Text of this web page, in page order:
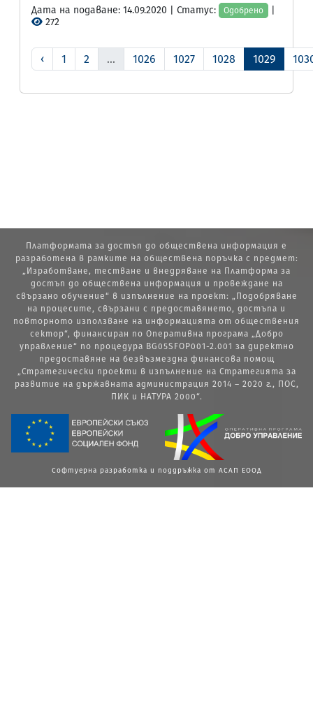
Дата на подаване: 14.09.2020 | Статус: Одобрено
272
‹ 1 2 ... 1026 1027 1028 1029
Платформата за достъп до обществена информация е
разработена в рамките на обществена поръчка с предмет:
„Изработване, тестване и внедряване на Платформа за
достъп до обществена информация и провеждане на
свързано обучение“ в изпълнение на проект: „Подобряване
на процесите, свързани с предоставянето, достъпа и
повторното използване на информацията от обществения
сектор“, финансиран по Оперативна програма „Добро
управление“ по процедура BG05SFOP001-2.001 за директно
предоставяне на безвъзмездна финансова помощ
„Стратегически проекти в изпълнение на Стратегията за
развитие на държавната администрация 2014 – 2020 г., ПОС,
ПИК и НАТУРА 2000“.
Софтуерна разработка и поддръжка от АСАП ЕООД